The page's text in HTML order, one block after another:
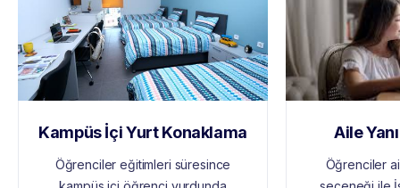
Kampüs İçi Yurt Konaklama
Öğrenciler eğitimleri süresince
Aile
Öğrenciler